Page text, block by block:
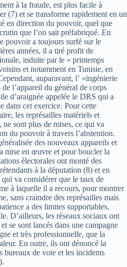
à la fraude, est plus facile à
(7) et se transforme rapidement en un
en direction du pouvoir, quel que
que l’on sait préfabriqué. En
pouvoir a toujours surfé sur le
années, il a tiré profit de
induite par le « printemps
et notamment en Tunisie, en
auparavant, l’ »ingénierie
l’appareil du général de corps
d’araignée appelée le DRS qui a
dans cet exercice. Pour cette
les représailles matériels et
sont plus de mises, ce qui va
du pouvoir à travers l’abstention.
des nouveaux appareils et
mise en œuvre et pour boucler la
électorales ont monté des
à la députation (8) et en
va considérer que le taux de
à laquelle il a recours, pour montrer
sans craindre des représailles mais
a des limites supportables,
D’ailleurs, les réseaux sociaux ont
se sont lancés dans une campagne
et très professionnelle, que la
En outre, ils ont dénoncé la
bureaux de vote et les incidents